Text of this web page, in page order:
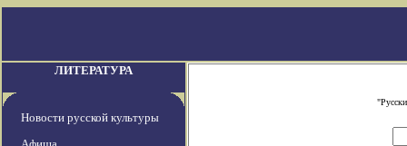
ЛИТЕРАТУРА
Новости русской культуры